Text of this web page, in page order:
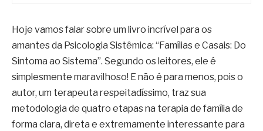
Hoje vamos falar sobre um livro incrível para os
amantes da Psicologia Sistêmica: “Famílias e Casais: Do
Sintoma ao Sistema”. Segundo os leitores, ele é
simplesmente maravilhoso! E não é para menos, pois o
autor, um terapeuta respeitadíssimo, traz sua
metodologia de quatro etapas na terapia de família de
forma clara, direta e extremamente interessante para